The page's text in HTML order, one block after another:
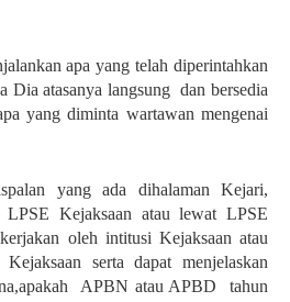
apa yang telah diperintahkan
Dia atasanya langsung dan bersedia
yang diminta wartawan mengenai
yang ada dihalaman Kejari,
LPSE Kejaksaan atau lewat LPSE
oleh intitusi Kejaksaan atau
serta dapat menjelaskan
APBN atau APBD tahun